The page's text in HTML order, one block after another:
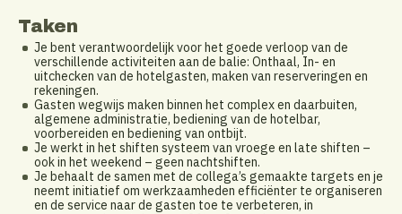
Taken
Je bent verantwoordelijk voor het goede verloop van de
verschillende activiteiten aan de balie: Onthaal, In- en
uitchecken van de hotelgasten, maken van reserveringen en
rekeningen.
Gasten wegwijs maken binnen het complex en daarbuiten,
algemene administratie, bediening van de hotelbar,
voorbereiden en bediening van ontbijt.
Je werkt in het shiften systeem van vroege en late shiften –
ook in het weekend – geen nachtshiften.
Je behaalt de samen met de collega’s gemaakte targets en je
neemt initiatief om werkzaamheden efficiënter te organiseren
en de service naar de gasten toe te verbeteren, in